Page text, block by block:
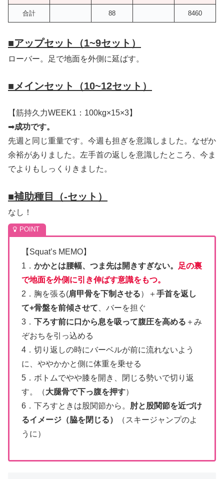
合計 88 8460
■アップセット（1~9セット）
ローバー。足で地面を外側に延ばす。
■メインセット（10~12セット）
【筋持久力WEEK1：100kg×15×3】
➡成功です。
先週と同じ重量です。今週も担ぎを意識しました。なぜか
余裕がありました。左手首の返しを意識したところ、今ま
でよりもしっくりきました。
■補助種目（-セット）
なし！
【Squat’s MEMO】
1． かかとは腰幅、つま先は開きすぎない。
足の裏
で地面を外側に引き伸ばす意識をもつ。
2．胸を張る(肩甲骨を下制させる）＋手首を返し
て+骨盤を前傾させて 、バーを担ぐ
3． 下ろす前に口から息を吸って腹圧を高める ＋み
ぞおちを引っ込める
4．切り返しの時にバーベルが前に流れないよう
に、ややかかと側に体重を乗せる
5．ボトムでやや膝を開き、閉じる勢いで切り返
す。（大腿骨で下っ腹を押す）
6．下ろすときは股関節から。 肘と股関節を近づけ
るイメージ（脇を閉じる）
（スキージャンプのよ
うに）